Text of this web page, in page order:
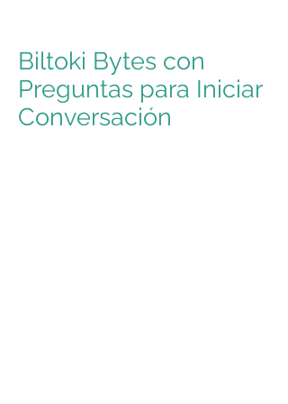
Biltoki Bytes con
Preguntas para Iniciar
Conversación